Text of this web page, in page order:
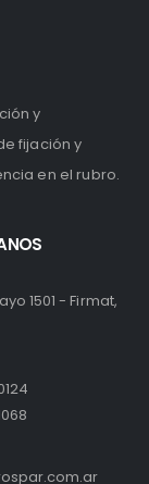
y
fijación y
en el rubro.
1501 - Firmat,